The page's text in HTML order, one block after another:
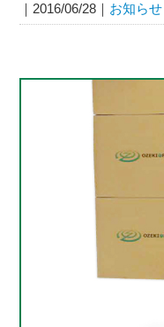
2016/06/28 お知らせ